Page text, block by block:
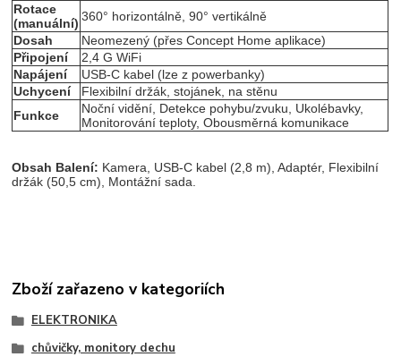
Rotace
(manuální) 360° horizontálně, 90° vertikálně
Dosah
Neomezený (přes Concept Home aplikace)
Připojení
2,4 G WiFi
Napájení
USB-C kabel (lze z powerbanky)
Uchycení
Flexibilní držák, stojánek, na stěnu
Funkce
Noční vidění, Detekce pohybu/zvuku, Ukolébavky,
Monitorování teploty, Obousměrná komunikace
Obsah Balení: Kamera, USB-C kabel (2,8 m), Adaptér, Flexibilní
držák (50,5 cm), Montážní sada.
Zboží zařazeno v kategoriích
ELEKTRONIKA
chůvičky, monitory dechu